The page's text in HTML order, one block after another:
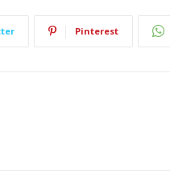
Pinterest